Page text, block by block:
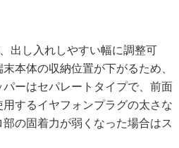
出し入れしやすい幅に調整可
本体の収納位置が下がるため、
ーはセパレートタイプで、前面
するイヤフォンプラグの太さな
の固着力が弱くなった場合はス